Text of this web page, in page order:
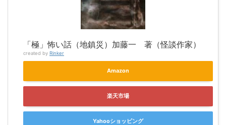
「極」怖い話（地鎮災）加藤一 著（怪談作家）
created by Rinker
Amazon
楽天市場
Yahooショッピング